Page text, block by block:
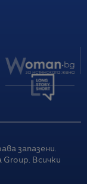
запазени.
Group. Всички